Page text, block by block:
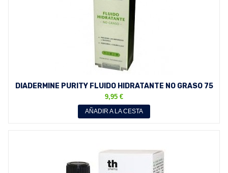
DIADERMINE PURITY FLUIDO HIDRATANTE NO GRASO 75
ML
9,95 €
AÑADIR A LA CESTA